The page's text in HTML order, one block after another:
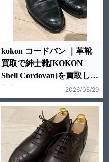
kokon コードバン ｜革靴
買取で紳士靴[KOKON
Shell Cordovan]を買取しま
した。
2026/05/29